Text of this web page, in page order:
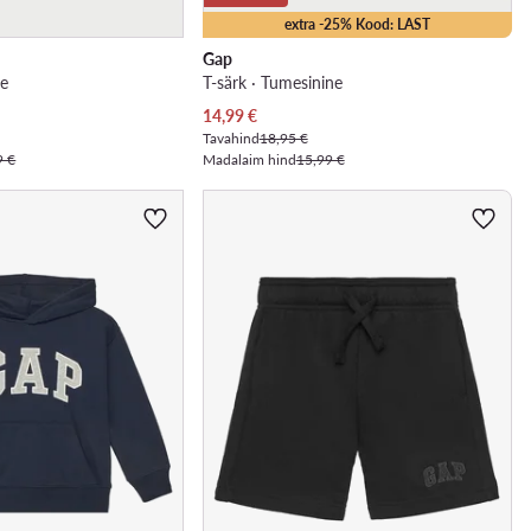
€
extra -25% Kood: LAST
Gap
T-särk · Tumesinine
Praegune hind
14,99€
Tavahind18,95 €
Madalaim hind15,99 €